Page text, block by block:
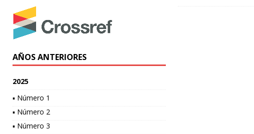
AÑOS ANTERIORES
2025
▪ Número 1
▪ Número 2
▪ Número 3